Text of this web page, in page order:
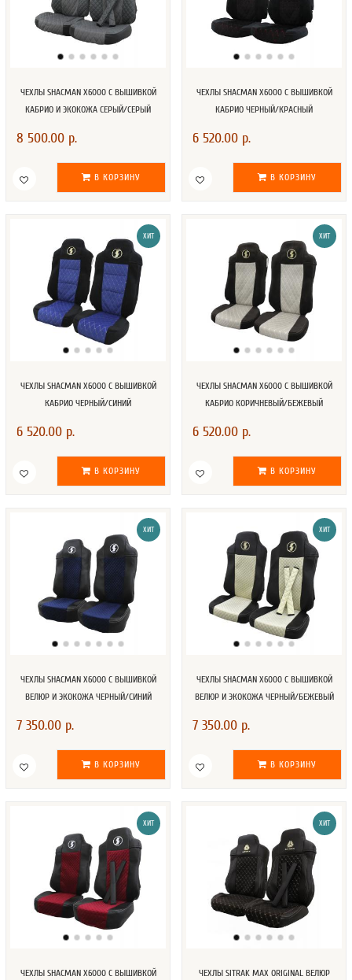
ЧЕХЛЫ SHACMAN X6000 С ВЫШИВКОЙ
КАБРИО И ЭКОКОЖА СЕРЫЙ/СЕРЫЙ
8 500.00 р.
В КОРЗИНУ
ЧЕХЛЫ SHACMAN X6000 С ВЫШИВКОЙ
КАБРИО ЧЕРНЫЙ/КРАСНЫЙ
6 520.00 р.
В КОРЗИНУ
ХИТ
ЧЕХЛЫ SHACMAN X6000 С ВЫШИВКОЙ
КАБРИО ЧЕРНЫЙ/СИНИЙ
6 520.00 р.
В КОРЗИНУ
ХИТ
ЧЕХЛЫ SHACMAN X6000 С ВЫШИВКОЙ
КАБРИО КОРИЧНЕВЫЙ/БЕЖЕВЫЙ
6 520.00 р.
В КОРЗИНУ
ХИТ
ЧЕХЛЫ SHACMAN X6000 С ВЫШИВКОЙ
ВЕЛЮР И ЭКОКОЖА ЧЕРНЫЙ/СИНИЙ
7 350.00 р.
В КОРЗИНУ
ХИТ
ЧЕХЛЫ SHACMAN X6000 С ВЫШИВКОЙ
ВЕЛЮР И ЭКОКОЖА ЧЕРНЫЙ/БЕЖЕВЫЙ
7 350.00 р.
В КОРЗИНУ
ХИТ
ЧЕХЛЫ SHACMAN X6000 С ВЫШИВКОЙ
ХИТ
ЧЕХЛЫ SITRAK MAX ORIGINAL ВЕЛЮР